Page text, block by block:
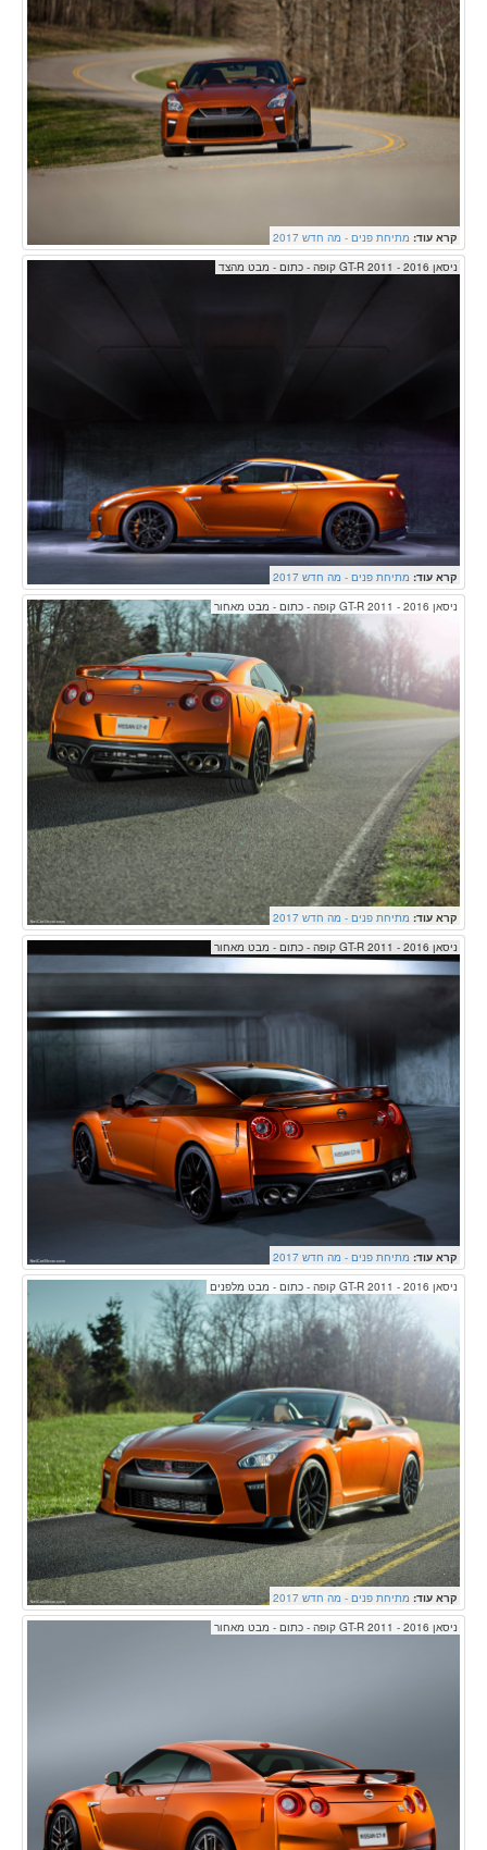
קרא עוד: מתיחת פנים - מה חדש 2017
ניסאן GT-R 2011 - 2016 קופה - כתום - מבט מהצד
קרא עוד: מתיחת פנים - מה חדש 2017
ניסאן GT-R 2011 - 2016 קופה - כתום - מבט מאחור
קרא עוד: מתיחת פנים - מה חדש 2017
ניסאן GT-R 2011 - 2016 קופה - כתום - מבט מאחור
קרא עוד: מתיחת פנים - מה חדש 2017
ניסאן GT-R 2011 - 2016 קופה - כתום - מבט מלפנים
קרא עוד: מתיחת פנים - מה חדש 2017
ניסאן GT-R 2011 - 2016 קופה - כתום - מבט מאחור